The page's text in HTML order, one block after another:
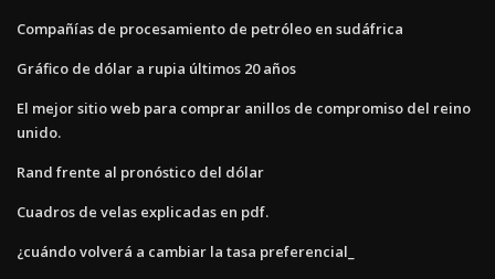
Compañías de procesamiento de petróleo en sudáfrica
Gráfico de dólar a rupia últimos 20 años
El mejor sitio web para comprar anillos de compromiso del reino
unido.
Rand frente al pronóstico del dólar
Cuadros de velas explicadas en pdf.
¿cuándo volverá a cambiar la tasa preferencial_